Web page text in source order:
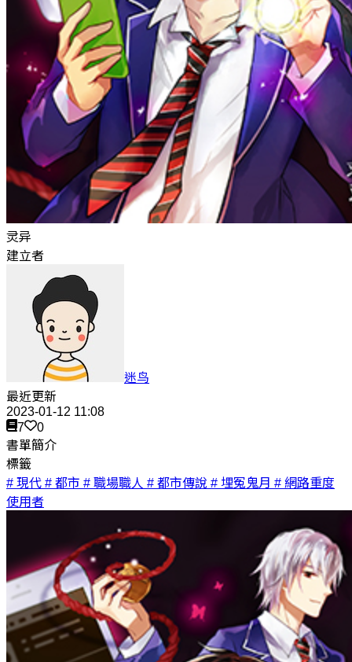
灵异
建立者
迷鸟
最近更新
2023-01-12 11:08
7
0
書單簡介
標籤
# 現代 # 都市 # 職場職人 # 都市傳說 # 埋冤鬼月 # 網路重度
使用者